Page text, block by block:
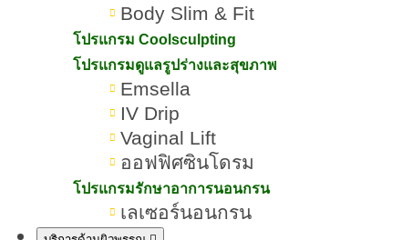
Body Slim & Fit
โปรแกรม Coolsculpting
โปรแกรมดูแลรูปร่างและสุขภาพ
Emsella
IV Drip
Vaginal Lift
ออฟฟิศซินโดรม
โปรแกรมรักษาอาการนอนกรน
เลเซอร์นอนกรน